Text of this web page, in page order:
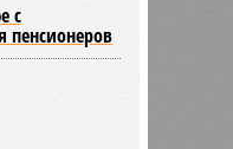
с
пенсионеров